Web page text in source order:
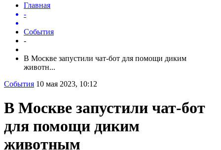
Главная
-
События
-
В Москве запустили чат-бот для помощи диким
животн...
События 10 мая 2023, 10:12
В Москве запустили чат-бот
для помощи диким
животным